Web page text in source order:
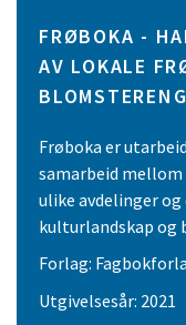
FRØBOKA -
AV LOKALE
BLOMSTERENG
Frøboka er
samarbeid
ulike avdelinger og
kulturlandskap og
Forlag:
Utgivelsesår: 2021